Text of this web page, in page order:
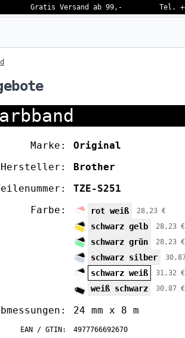
Gratis Versand ab 99,- Tel.
Marke:
Original
Hersteller:
Brother
TZE-S251
Farbe:
rot weiß 28,23 €
schwarz gelb 28,23 €
schwarz grün 28,23 €
schwarz silber
schwarz weiß 31,32 €
weiß schwarz 30,87 €
24 mm x 8 m
EAN / GTIN:
4977766692670